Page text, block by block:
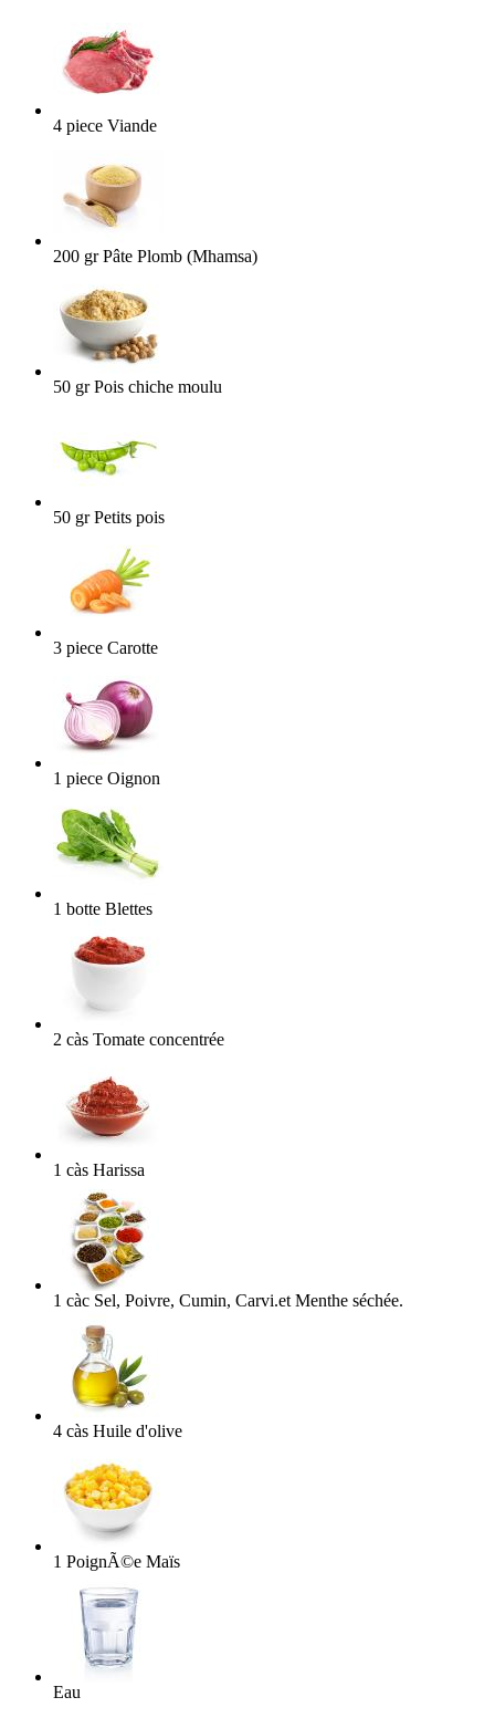
4 piece Viande
200 gr Pâte Plomb (Mhamsa)
50 gr Pois chiche moulu
50 gr Petits pois
3 piece Carotte
1 piece Oignon
1 botte Blettes
2 càs Tomate concentrée
1 càs Harissa
1 càc Sel, Poivre, Cumin, Carvi.et Menthe séchée.
4 càs Huile d'olive
1 PoignÃ©e Maïs
Eau